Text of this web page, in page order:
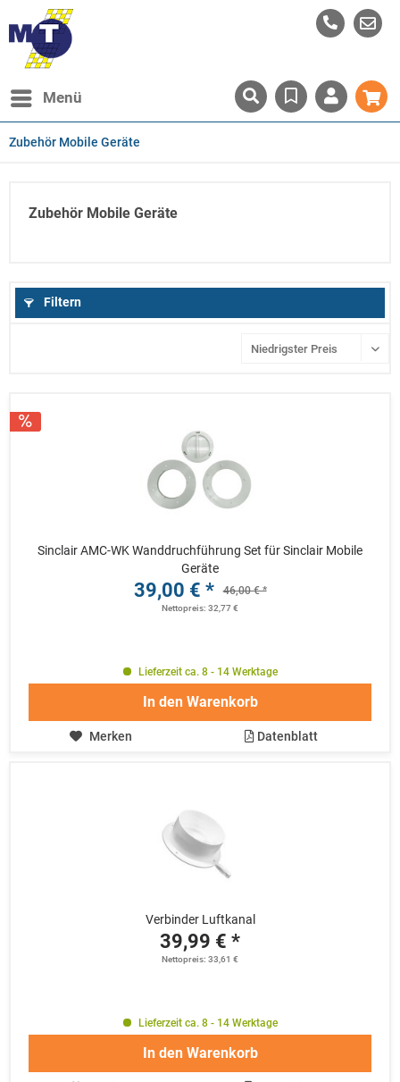
Menü
Zubehör Mobile Geräte
Zubehör Mobile Geräte
Filtern
Sinclair AMC-WK Wanddruchführung Set für Sinclair Mobile
Geräte
39,00 € * 46,00 € *
Nettopreis: 32,77 €
Lieferzeit ca. 8 - 14 Werktage
In den Warenkorb
Merken Datenblatt
Verbinder Luftkanal
39,99 € *
Nettopreis: 33,61 €
Lieferzeit ca. 8 - 14 Werktage
In den Warenkorb